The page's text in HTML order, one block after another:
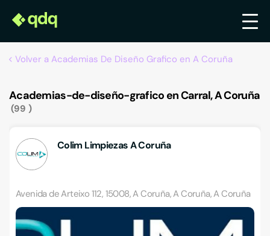
Volver a Academias De Diseño Grafico en A Coruña
Academias-de-diseño-grafico en Carral, A Coruña
99
Colim Limpiezas A Coruña
Avenida de Arteixo 112, 15008, A Coruña, A Coruña, A Coruña